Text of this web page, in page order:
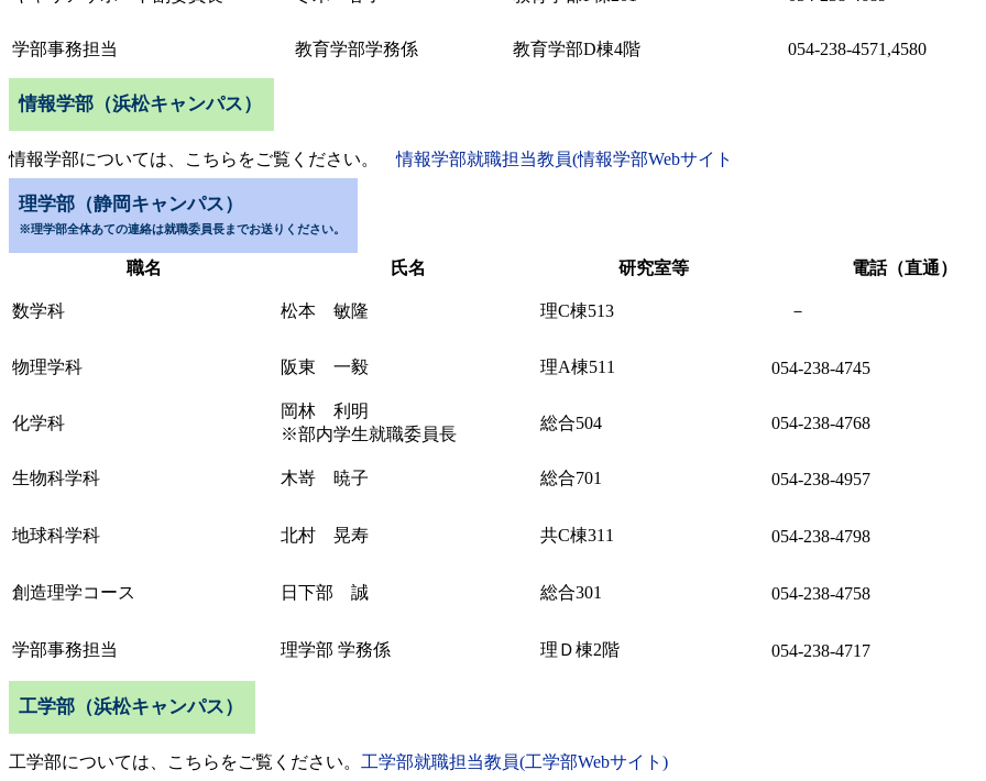
学部事務担当 教育学部学務係 教育学部D棟4階 054-238-4571,4580
情報学部（浜松キャンパス）
情報学部については、こちらをご覧ください。情報学部就職担当教員(情報学部Webサイト
理学部（静岡キャンパス）
※理学部全体あての連絡は就職委員長までお送りください。
職名 氏名 研究室等 電話（直通）
数学科 松本 敏隆 理C棟513 －
物理学科 阪東 一毅 理A棟511 054-238-4745
化学科
岡林 利明
※部内学生就職委員長
総合504 054-238-4768
生物科学科 木嵜 暁子 総合701 054-238-4957
地球科学科 北村 晃寿 共C棟311 054-238-4798
創造理学コース 日下部 誠 総合301 054-238-4758
学部事務担当 理学部 学務係 理Ｄ棟2階 054-238-4717
工学部（浜松キャンパス）
工学部については、こちらをご覧ください。 工学部就職担当教員(工学部Webサイト)